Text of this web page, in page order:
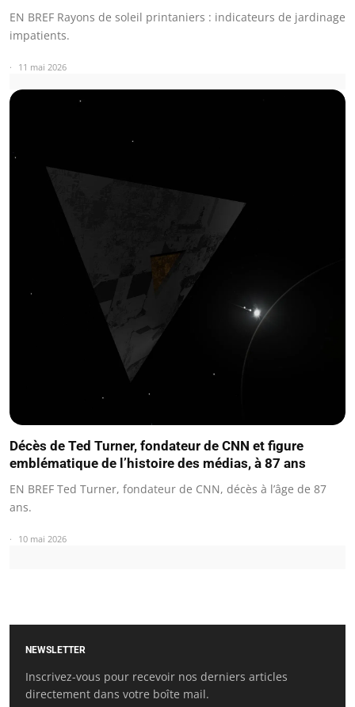
EN BREF Rayons de soleil printaniers : indicateurs de jardinage
impatients.
11 mai 2026
Décès de Ted Turner, fondateur de CNN et figure
emblématique de l’histoire des médias, à 87 ans
EN BREF Ted Turner, fondateur de CNN, décès à l’âge de 87
ans.
10 mai 2026
NEWSLETTER
Inscrivez-vous pour recevoir nos derniers articles
directement dans votre boîte mail.